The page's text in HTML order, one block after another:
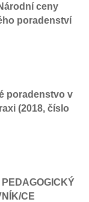
ceny
poradenství
poradenstvo v
(2018, číslo
PEDAGOGICKÝ
CE